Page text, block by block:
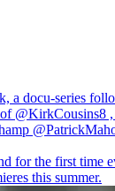
a docu-series
@KirkCousins8
for the first time
this summer.